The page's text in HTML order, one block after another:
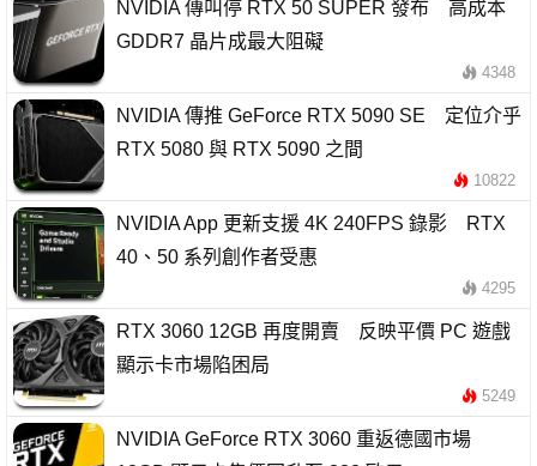
NVIDIA 傳叫停 RTX 50 SUPER 發布 高成本
GDDR7 晶片成最大阻礙
4348
NVIDIA 傳推 GeForce RTX 5090 SE 定位介乎
RTX 5080 與 RTX 5090 之間
10822
NVIDIA App 更新支援 4K 240FPS 錄影 RTX
40、50 系列創作者受惠
4295
RTX 3060 12GB 再度開賣 反映平價 PC 遊戲
顯示卡市場陷困局
5249
NVIDIA GeForce RTX 3060 重返德國市場